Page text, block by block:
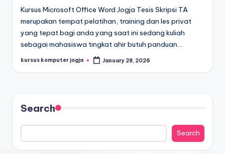
Kursus Microsoft Office Word Jogja Tesis Skripsi TA
merupakan tempat pelatihan, training dan les privat
yang tepat bagi anda yang saat ini sedang kuliah
sebagai mahasiswa tingkat ahir butuh panduan…
kursus komputer jogja January 28, 2026
Search
Search